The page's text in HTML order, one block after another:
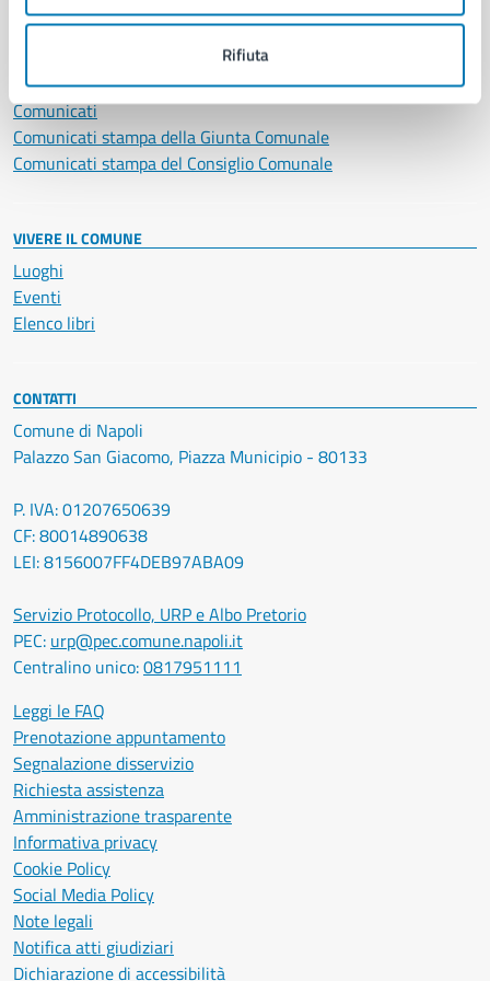
Rifiuta
NOVITÀ
Avvisi
Comunicati
Comunicati stampa della Giunta Comunale
Comunicati stampa del Consiglio Comunale
VIVERE IL COMUNE
Luoghi
Eventi
Elenco libri
CONTATTI
Comune di Napoli
Palazzo San Giacomo, Piazza Municipio - 80133
P. IVA: 01207650639
CF: 80014890638
LEI: 8156007FF4DEB97ABA09
Servizio Protocollo, URP e Albo Pretorio
PEC: urp@pec.comune.napoli.it
Centralino unico:0817951111
Leggi le FAQ
Prenotazione appuntamento
Segnalazione disservizio
Richiesta assistenza
Amministrazione trasparente
Informativa privacy
Cookie Policy
Social Media Policy
Note legali
Notifica atti giudiziari
Dichiarazione di accessibilità